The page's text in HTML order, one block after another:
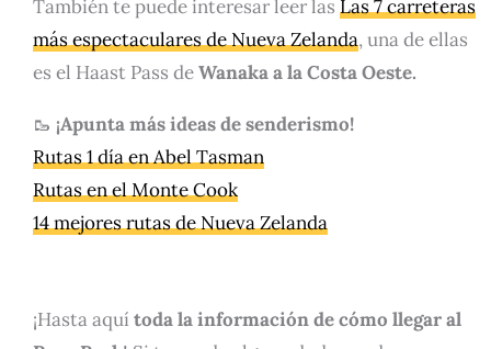
También te puede interesar leer las Las 7 carreteras
más espectaculares de Nueva Zelanda, una de ellas
es el Haast Pass deWanaka a la Costa Oeste.
🥾 ¡Apunta más ideas de senderismo!
Rutas 1 día en Abel Tasman
Rutas en el Monte Cook
14 mejores rutas de Nueva Zelanda
¡Hasta aquí toda la información de cómo llegar al